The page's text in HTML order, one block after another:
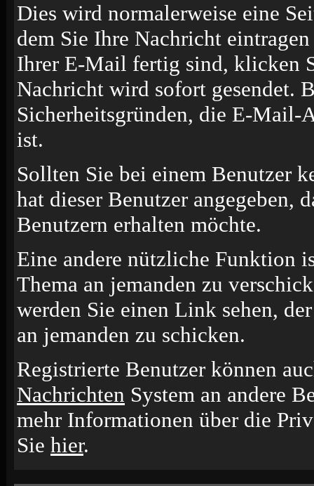
Dies wird normalerweise eine
dem Sie Ihre Nachricht
Ihrer E-Mail fertig sind, klicken
Nachricht wird sofort gesendet.
Sicherheitsgründen, die E-Mail-
ist.
Sollten Sie bei einem Benutzer
hat dieser Benutzer angegeben,
Benutzern erhalten möchte.
Eine andere nützliche Funktion
Thema an jemanden zu
werden Sie einen Link sehen,
an jemanden zu schicken.
Registrierte Benutzer können
Nachrichten System an andere
mehr Informationen über die
Sie hier.